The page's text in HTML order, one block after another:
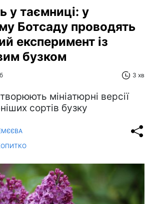
у таємниці: у
Ботсаду проводять
експеримент із
бузком
3 хв
мініатюрні версії
сортів бузку